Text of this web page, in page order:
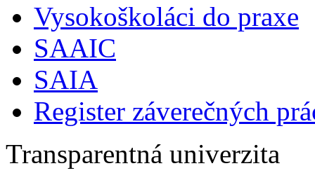
Vysokoškoláci do praxe
SAAIC
SAIA
Register záverečných
Transparentná univerzita